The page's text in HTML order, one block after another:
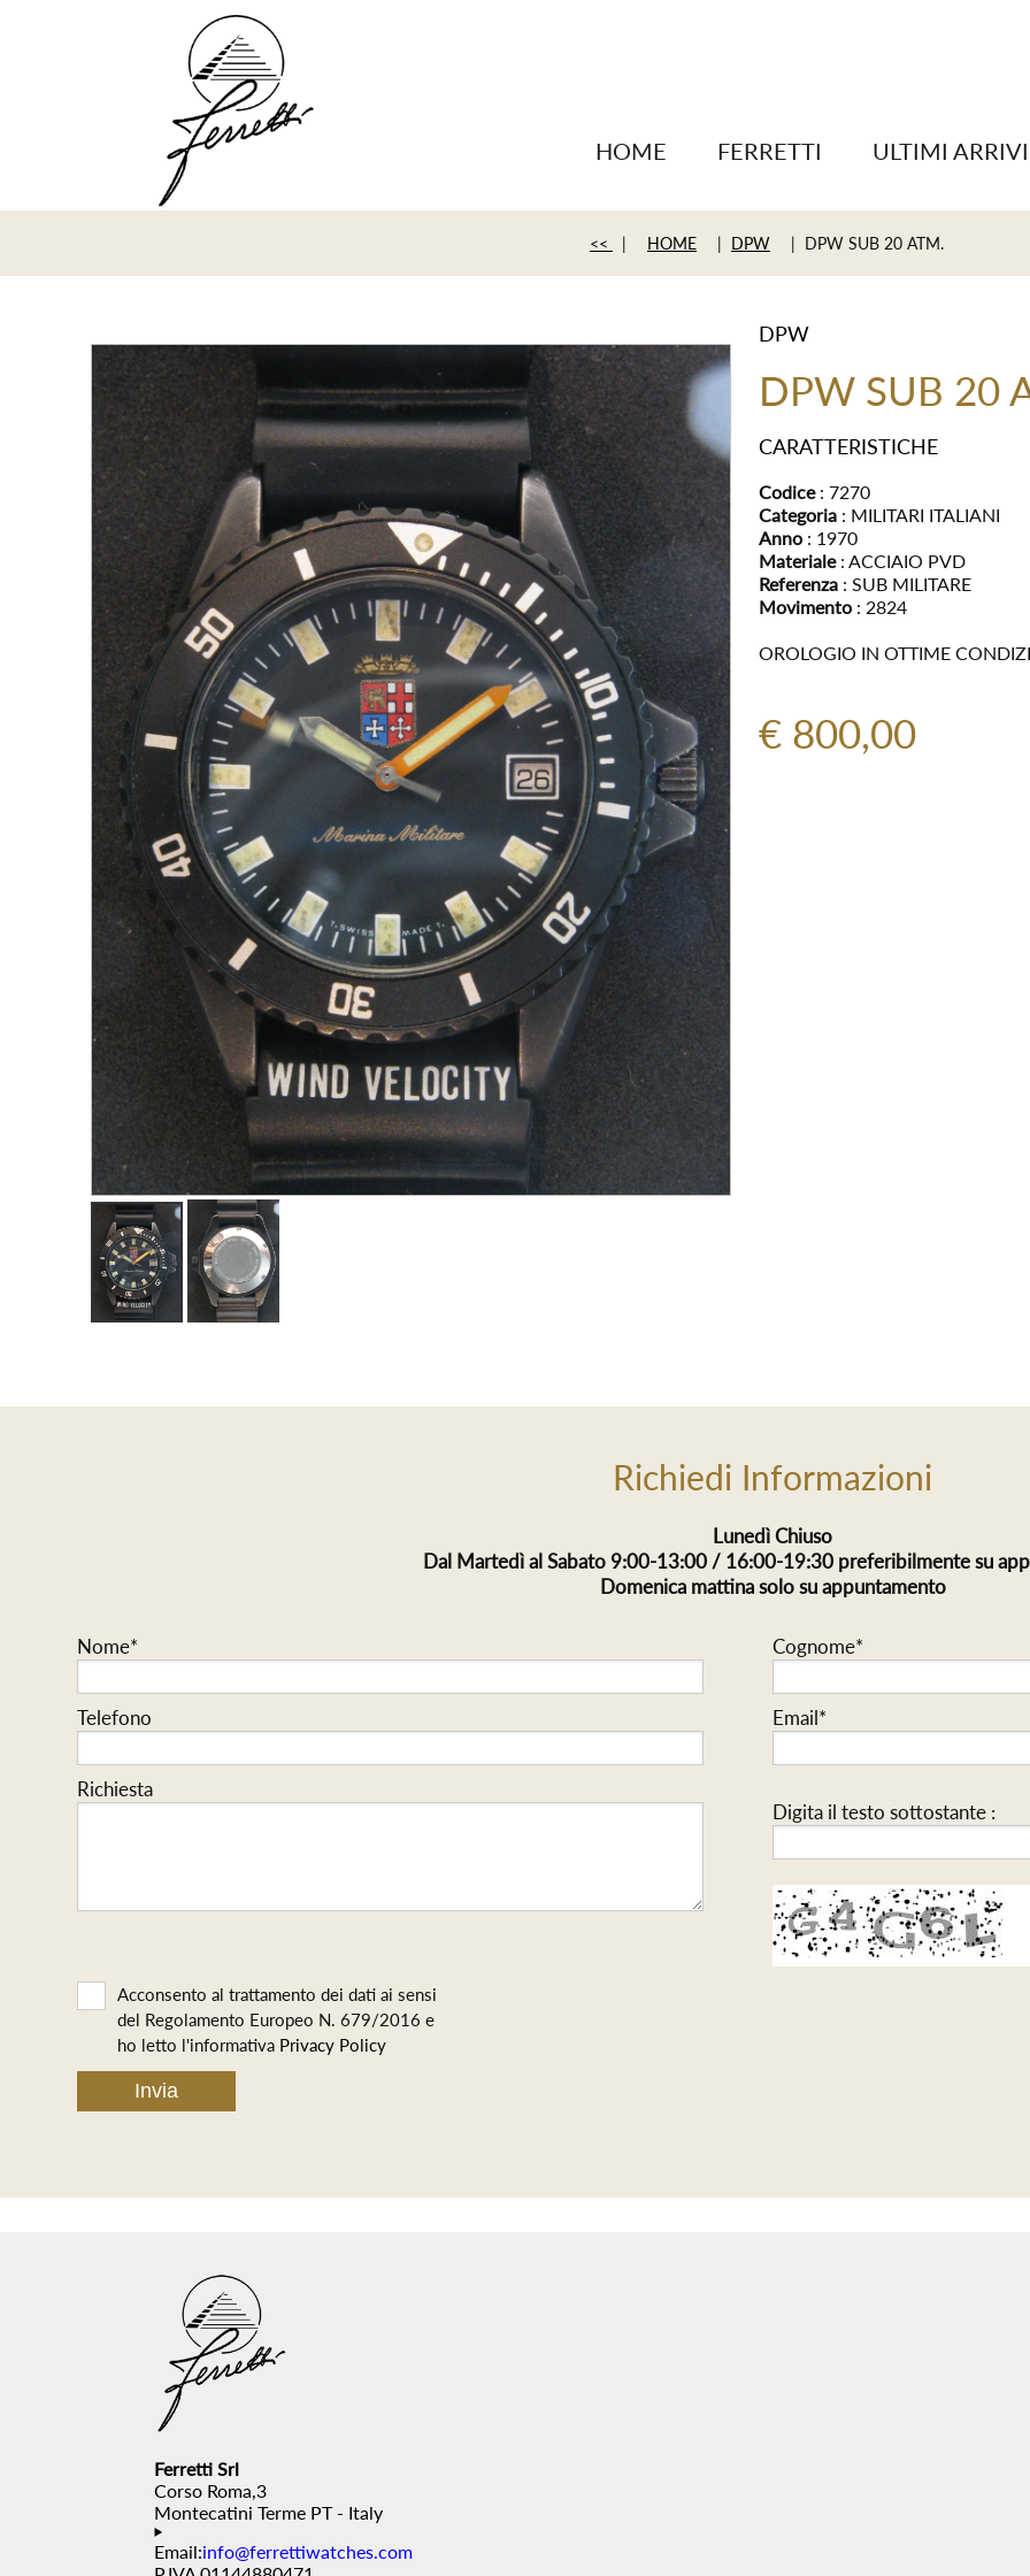
HOME FERRETTI ULTIMI ARRIVI
<< | HOME | DPW | DPW SUB 20 ATM.
DPW
DPW SUB 20
CARATTERISTICHE
Codice: 7270
Categoria: MILITARI ITALIANI
Anno: 1970
Materiale: ACCIAIO PVD
Referenza: SUB MILITARE
Movimento: 2824
OROLOGIO IN OTTIME
€ 800,00
Richiedi Informazioni
Lunedì Chiuso
Dal Martedì al Sabato 9:00-13:00 / 16:00-19:30 preferibilmente su
Domenica mattina solo su appuntamento
Nome* Cognome*
Telefono Email*
Richiesta
Digita il testo sottostante :
Acconsento al trattamento dei dati ai sensi
del Regolamento Europeo N. 679/2016 e
ho letto l'informativa Privacy Policy
Ferretti Srl
Corso Roma,3
Montecatini Terme PT - Italy
Email:info@ferrettiwatches.com